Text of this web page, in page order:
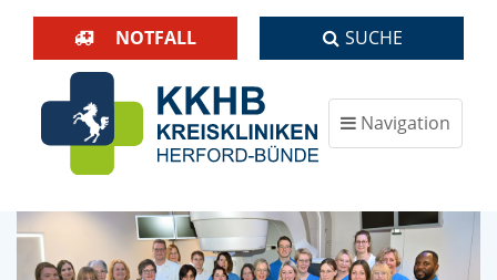
NOTFALL SUCHE
Navigation
ein-/ausblenden